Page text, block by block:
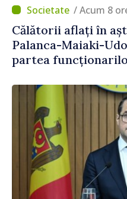
/ Acum 8
Călătorii aflați în
Palanca-Maiaki-
partea